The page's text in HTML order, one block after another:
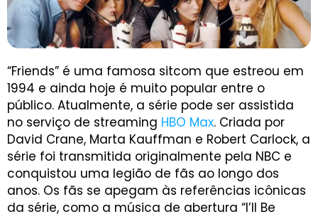
“Friends” é uma famosa sitcom que estreou em
1994 e ainda hoje é muito popular entre o
público. Atualmente, a série pode ser assistida
no serviço de streaming HBO Max. Criada por
David Crane, Marta Kauffman e Robert Carlock, a
série foi transmitida originalmente pela NBC e
conquistou uma legião de fãs ao longo dos
anos. Os fãs se apegam às referências icônicas
da série, como a música de abertura “I’ll Be